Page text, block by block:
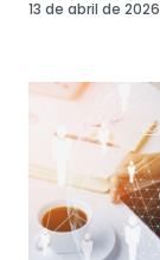
13 de abril de 2026